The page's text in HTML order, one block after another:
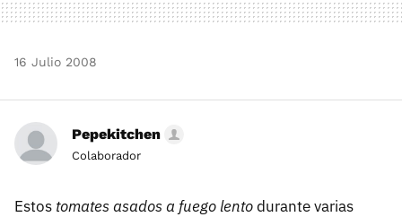
16 Julio 2008
Pepekitchen
Colaborador
Estos tomates asados a fuego lentodurante varias